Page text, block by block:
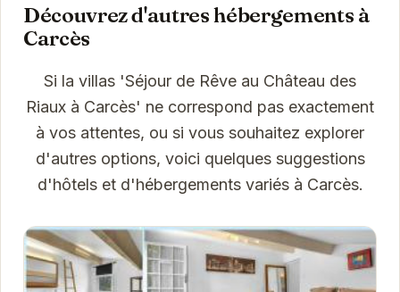
Découvrez d'autres hébergements à
Carcès
Si la villas 'Séjour de Rêve au Château des
Riaux à Carcès' ne correspond pas exactement
à vos attentes, ou si vous souhaitez explorer
d'autres options, voici quelques suggestions
d'hôtels et d'hébergements variés à Carcès.